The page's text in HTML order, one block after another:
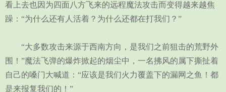
看上去也因为四面八方飞来的远程魔法攻击而变得越来越焦
躁：“为什么还有人活着？为什么还都在打我们？”
“大多数攻击来源于西南方向，是我们之前狙击的荒野外
围！”魔法飞弹的爆炸掀起的烟尘中，一名拂风的属下撕扯着
自己的嗓门大喊道：“应该是我们火力覆盖下的漏网之鱼！都
是来报复我们的！”